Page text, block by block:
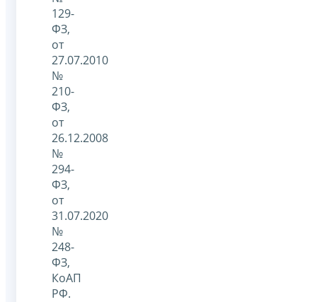
129-
ФЗ,
от
27.07.2010
№
210-
ФЗ,
от
26.12.2008
№
294-
ФЗ,
от
31.07.2020
№
248-
ФЗ,
КоАП
РФ.